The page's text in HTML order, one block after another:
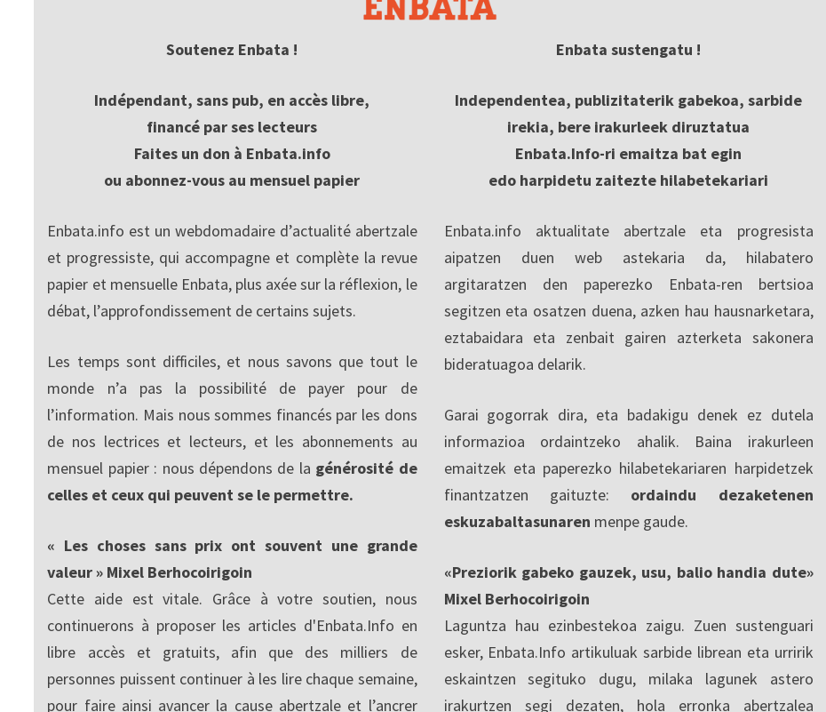
Soutenez Enbata !
Indépendant, sans pub, en accès libre,
financé par ses lecteurs
Faites un don à Enbata.info
ou abonnez-vous au mensuel papier
Enbata.info est un webdomadaire d’actualité abertzale
et progressiste, qui accompagne et complète la revue
papier et mensuelle Enbata, plus axée sur la réflexion, le
débat, l’approfondissement de certains sujets.
Les temps sont difficiles, et nous savons que tout le
monde n’a pas la possibilité de payer pour de
l’information. Mais nous sommes financés par les dons
de nos lectrices et lecteurs, et les abonnements au
mensuel papier : nous dépendons de la générosité de
celles et ceux qui peuvent se le permettre.
« Les choses sans prix ont souvent une grande
valeur » Mixel Berhocoirigoin
Cette aide est vitale. Grâce à votre soutien, nous
continuerons à proposer les articles d'Enbata.Info en
libre accès et gratuits, afin que des milliers de
personnes puissent continuer à les lire chaque semaine,
pour faire ainsi avancer la cause abertzale et l’ancrer
Enbata sustengatu !
Independentea, publizitaterik gabekoa, sarbide
irekia, bere irakurleek diruztatua
Enbata.Info-ri emaitza bat egin
edo harpidetu zaitezte hilabetekariari
Enbata.info aktualitate abertzale eta progresista
aipatzen duen web astekaria da, hilabatero
argitaratzen den paperezko Enbata-ren bertsioa
segitzen eta osatzen duena, azken hau hausnarketara,
eztabaidara eta zenbait gairen azterketa sakonera
bideratuagoa delarik.
Garai gogorrak dira, eta badakigu denek ez dutela
informazioa ordaintzeko ahalik. Baina irakurleen
emaitzek eta paperezko hilabetekariaren harpidetzek
finantzatzen gaituzte: ordaindu dezaketenen
eskuzabaltasunaren menpe gaude.
«Preziorik gabeko gauzek, usu, balio handia dute»
Mixel Berhocoirigoin
Laguntza hau ezinbestekoa zaigu. Zuen sustenguari
esker, Enbata.Info artikuluak sarbide librean eta urririk
eskaintzen segituko dugu, milaka lagunek astero
irakurtzen segi dezaten, hola erronka abertzalea